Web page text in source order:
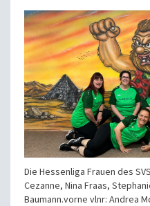
Die Hessenliga Frauen des
Cezanne, Nina Fraas,
Baumann.vorne vlnr: Andrea